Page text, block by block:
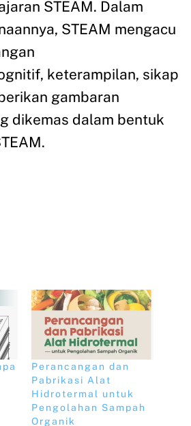
STEAM. Dalam
STEAM mengacu
keterampilan, sikap
gambaran
dikemas dalam bentuk
Perancangan dan
Pabrikasi Alat
Hidrotermal untuk
Pengolahan Sampah
Organik